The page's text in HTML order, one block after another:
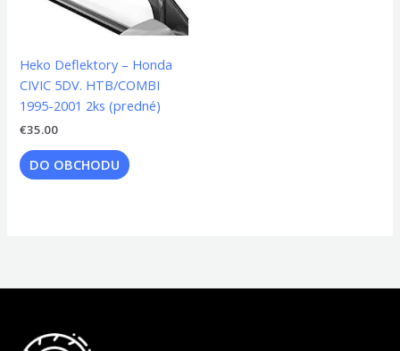
Heko Deflektory – Honda
CIVIC 5DV. HTB/COMBI
1995-2001 2ks (predné)
€35.00
DO OBCHODU